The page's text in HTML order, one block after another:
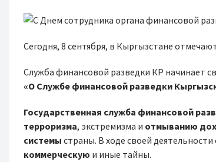
Сегодня, 8 сентября, в Кыргызстане
Служба финансовой разведки КР начинает
«О Службе финансовой разведки
Государственная служба финансовой
терроризма, экстремизма и отмыванию
системы страны. В ходе своей
коммерческую и иные тайны.